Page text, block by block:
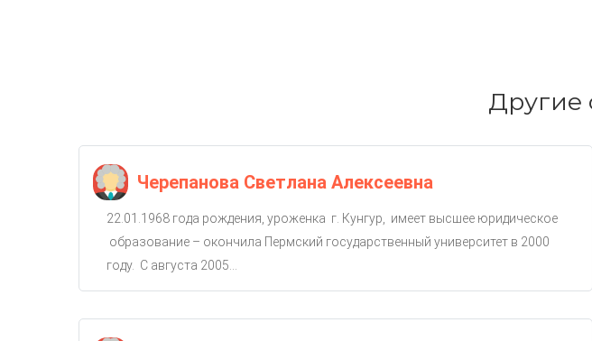
Другие
Черепанова Светлана Алексеевна
22.01.1968 года рождения, уроженка г. Кунгур, имеет высшее юридическое
образование – окончила Пермский государственный университет в 2000
году. С августа 2005...